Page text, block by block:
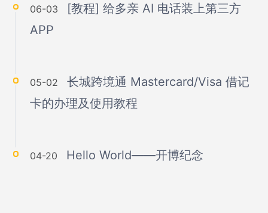
06-03 [教程] 给多亲 AI 电话装上第三方
APP
05-02长城跨境通 Mastercard/Visa 借记
卡的办理及使用教程
04-20 Hello World——开博纪念